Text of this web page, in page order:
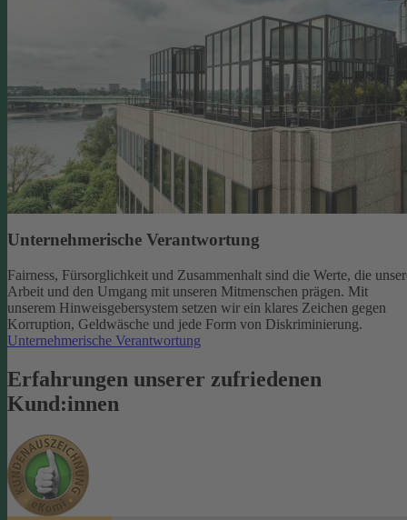
Unternehmerische Verantwortung
Fairness, Fürsorglichkeit und Zusammenhalt sind die Werte, die
Arbeit und den Umgang mit unseren Mitmenschen prägen. Mit
unserem Hinweisgebersystem setzen wir ein klares Zeichen gegen
Korruption, Geldwäsche und jede Form von Diskriminierung.
Unternehmerische Verantwortung
Erfahrungen unserer zufriedenen
Kund:innen